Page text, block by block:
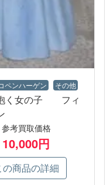
ペンハーゲン その他
く女の子 フィ
参考買取価格
10,000円
の商品の詳細